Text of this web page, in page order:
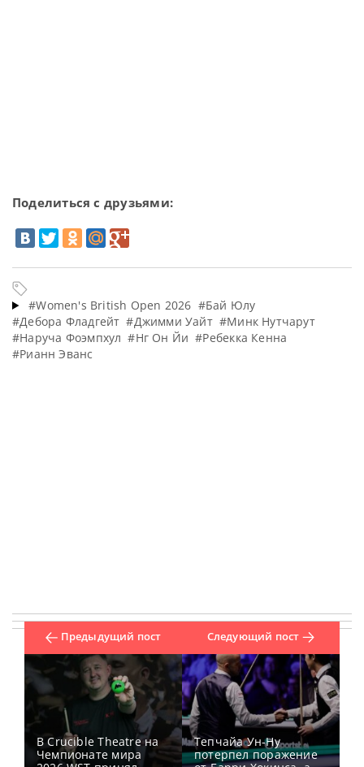
Поделиться с друзьями:
#Women's British Open 2026 #Бай Юлу
#Дебора Фладгейт #Джимми Уайт #Минк Нутчарут
#Наруча Фоэмпхул #Нг Он Йи #Ребекка Кенна
#Рианн Эванс
Предыдущий пост
В Crucible Theatre на
Чемпионате мира
Следующий пост
Тепчайа Ун-Ну
потерпел поражение